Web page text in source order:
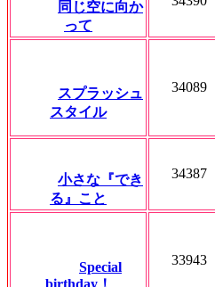
同じ空に向か
って
スプラッシュ
スタイル
34089
小さな『でき
る』こと
34387
Special
birthday！
33943